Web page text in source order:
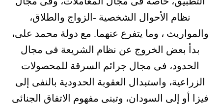
نظام الأحوال الشخصية -الزواج والطلاق،
والمواريث ، وما يتفرع عنهما. مع دولة محمد على،
بدأ بعض الخروج عن نظام الشريعة فى مجال
الحدود، فى مجال جرائم السرقة للمحصولات
الزراعية، واستبدال العقوبة الحدودية بالنفى إلى
فيزا أو إلى السودان، وتبنى مفهوم الاتفاق الجنائى